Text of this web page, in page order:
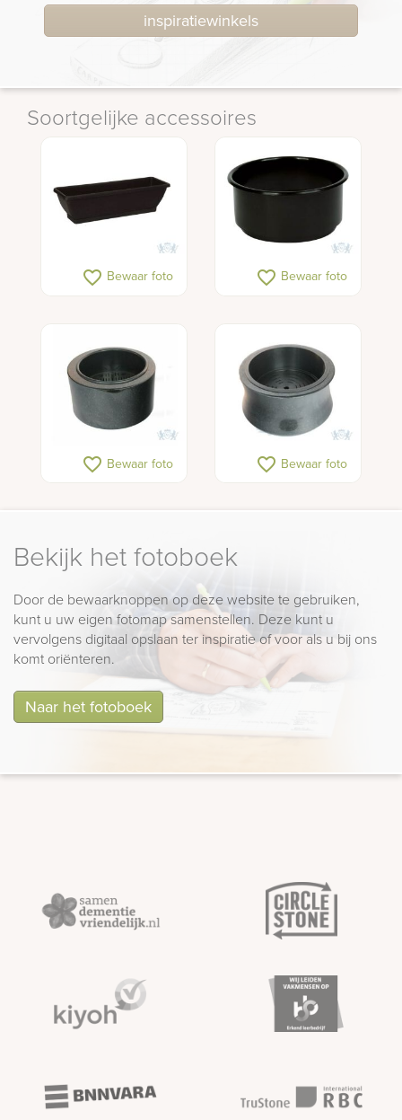
inspiratiewinkels
Soortgelijke accessoires
favorite_border Bewaar foto favorite_border Bewaar foto
favorite_border Bewaar foto favorite_border Bewaar foto
Bekijk het fotoboek
Door de bewaarknoppen op deze website te gebruiken,
kunt u uw eigen fotomap samenstellen. Deze kunt u
vervolgens digitaal opslaan ter inspiratie of voor als u bij ons
komt oriënteren.
Naar het fotoboek